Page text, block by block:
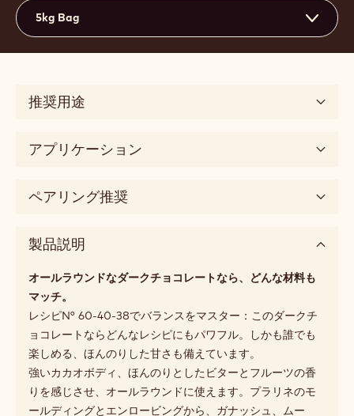
5kg Bag
推奨用途
アプリケーション
ペアリング推奨
製品説明
オールラウンドなダークチョコレートなら、どんな材料も
マッチ。
レシピN° 60-40-38でバランスをマスター：このダークチ
ョコレートならどんなレシピにもパワフル。しかも誰でも
楽しめる、ほんのりした甘さも備えています。
強いカカオボディ、ほんのりとしたビターとフルーツの香
りを感じさせ、オールラウンドに使えます。プラリネのモ
ールディングとエンロービングから、ガナッシュ、ムー